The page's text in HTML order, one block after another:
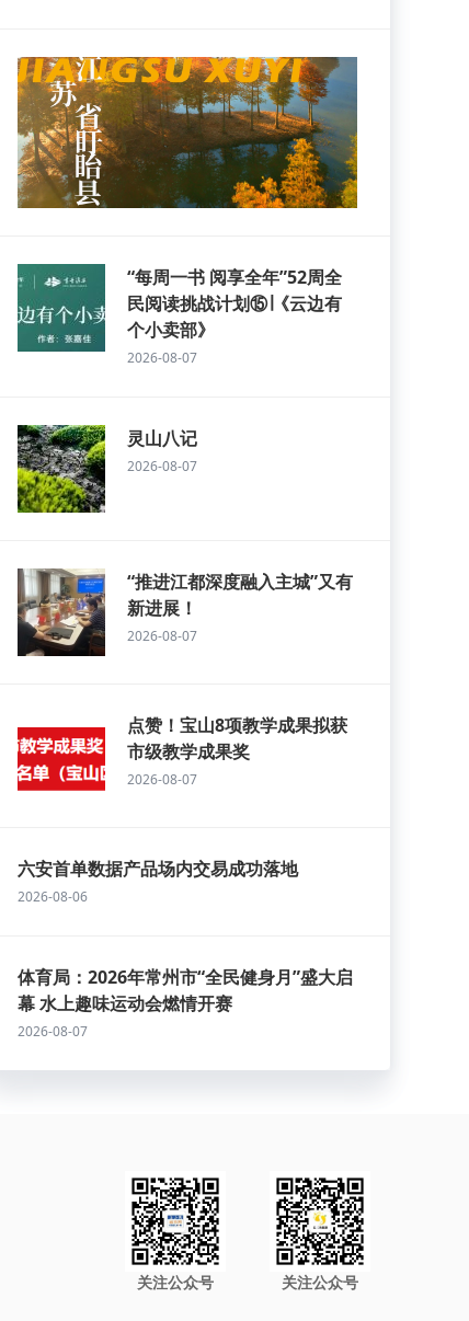
“每周一书 阅享全年”52周全
民阅读挑战计划⑮∣《云边有
个小卖部》
2026-08-07
灵山八记
2026-08-07
“推进江都深度融入主城”又有
新进展！
2026-08-07
点赞！宝山8项教学成果拟获
市级教学成果奖
2026-08-07
六安首单数据产品场内交易成功落地
2026-08-06
体育局：2026年常州市“全民健身月”盛大启
幕 水上趣味运动会燃情开赛
2026-08-07
关注公众号 关注公众号